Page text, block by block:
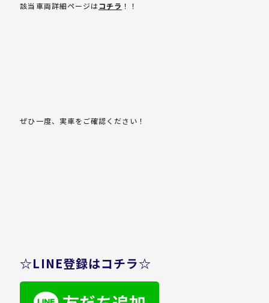
該当車両詳細ページはコチラ ！！
ぜひ一度、実車をご確認ください！
☆LINE登録はコチラ☆